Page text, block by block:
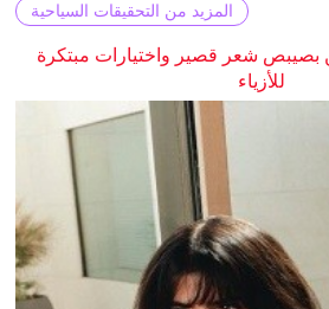
المزيد من التحقيقات السياحية
بصيبص شعر قصير واختيارات مبتكرة
للأزياء